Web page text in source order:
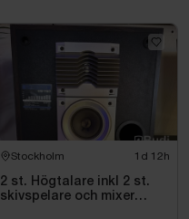
Stockholm 1d 12h
2 st. Högtalare inkl 2 st.
skivspelare och mixer